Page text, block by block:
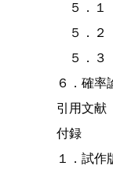
５．１
５．２
５．３
６．確率
引用文献
付録
１．試作